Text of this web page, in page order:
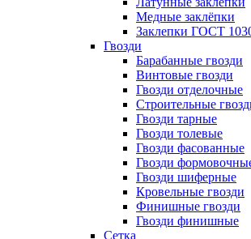
Медные заклёпки
Заклепки ГОСТ
Гвозди
Барабанные гвозди
Винтовые гвозди
Гвозди отделочные
Строительные
Гвозди тарные
Гвозди толевые
Гвозди фасованные
Гвозди
Гвозди шиферные
Кровельные гвозди
Финишные гвозди
Гвозди финишные
Сетка